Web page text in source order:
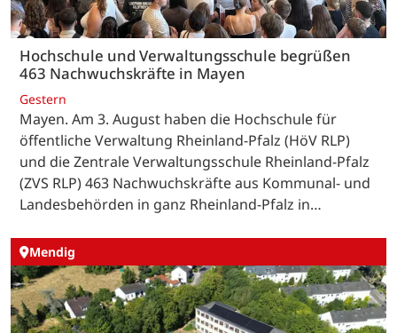
Hochschule und Verwaltungsschule begrüßen
463 Nachwuchskräfte in Mayen
Gestern
Mayen. Am 3. August haben die Hochschule für
öffentliche Verwaltung Rheinland-Pfalz (HöV RLP)
und die Zentrale Verwaltungsschule Rheinland-Pfalz
(ZVS RLP) 463 Nachwuchskräfte aus Kommunal- und
Landesbehörden in ganz Rheinland-Pfalz in…
Mendig